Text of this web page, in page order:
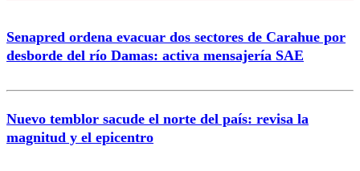
Correo
Senapred ordena evacuar dos sectores de Carahue por
desborde del río Damas: activa mensajería SAE
Nuevo temblor sacude el norte del país: revisa la
magnitud y el epicentro